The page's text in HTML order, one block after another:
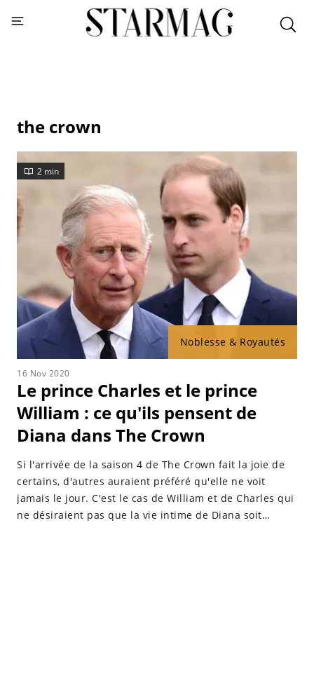
the crown
Noblesse & Royautés
2 min
16 Nov 2020
Le prince Charles et le prince
William : ce qu'ils pensent de
Diana dans The Crown
Si l'arrivée de la saison 4 de The Crown fait la joie de
certains, d'autres auraient préféré qu'elle ne voit
jamais le jour. C'est le cas de William et de Charles qui
ne désiraient pas que la vie intime de Diana soit